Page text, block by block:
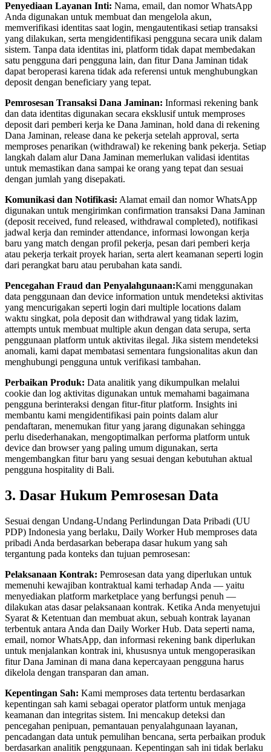
Penyediaan Layanan Inti: Nama, email, dan nomor WhatsApp
Anda digunakan untuk membuat dan mengelola akun,
memverifikasi identitas saat login, mengautentikasi setiap transaksi
yang dilakukan, serta mengidentifikasi pengguna secara unik dalam
sistem. Tanpa data identitas ini, platform tidak dapat membedakan
satu pengguna dari pengguna lain, dan fitur Dana Jaminan tidak
dapat beroperasi karena tidak ada referensi untuk menghubungkan
deposit dengan beneficiary yang tepat.
Pemrosesan Transaksi Dana Jaminan: Informasi rekening bank
dan data identitas digunakan secara eksklusif untuk memproses
deposit dari pemberi kerja ke Dana Jaminan, hold dana di rekening
Dana Jaminan, release dana ke pekerja setelah approval, serta
memproses penarikan (withdrawal) ke rekening bank pekerja. Setiap
langkah dalam alur Dana Jaminan memerlukan validasi identitas
untuk memastikan dana sampai ke orang yang tepat dan sesuai
dengan jumlah yang disepakati.
Komunikasi dan Notifikasi: Alamat email dan nomor WhatsApp
digunakan untuk mengirimkan confirmation transaksi Dana Jaminan
(deposit received, fund released, withdrawal completed), notifikasi
jadwal kerja dan reminder attendance, informasi lowongan kerja
baru yang match dengan profil pekerja, pesan dari pemberi kerja
atau pekerja terkait proyek harian, serta alert keamanan seperti login
dari perangkat baru atau perubahan kata sandi.
Pencegahan Fraud dan Penyalahgunaan:Kami menggunakan
data penggunaan dan device information untuk mendeteksi aktivitas
yang mencurigakan seperti login dari multiple locations dalam
waktu singkat, pola deposit dan withdrawal yang tidak lazim,
attempts untuk membuat multiple akun dengan data serupa, serta
penggunaan platform untuk aktivitas ilegal. Jika sistem mendeteksi
anomali, kami dapat membatasi sementara fungsionalitas akun dan
menghubungi pengguna untuk verifikasi tambahan.
Perbaikan Produk: Data analitik yang dikumpulkan melalui
cookie dan log aktivitas digunakan untuk memahami bagaimana
pengguna berinteraksi dengan fitur-fitur platform. Insights ini
membantu kami mengidentifikasi pain points dalam alur
pendaftaran, menemukan fitur yang jarang digunakan sehingga
perlu disederhanakan, mengoptimalkan performa platform untuk
device dan browser yang paling umum digunakan, serta
mengembangkan fitur baru yang sesuai dengan kebutuhan aktual
pengguna hospitality di Bali.
3. Dasar Hukum Pemrosesan Data
Sesuai dengan Undang-Undang Perlindungan Data Pribadi (UU
PDP) Indonesia yang berlaku, Daily Worker Hub memproses data
pribadi Anda berdasarkan beberapa dasar hukum yang sah
tergantung pada konteks dan tujuan pemrosesan:
Pelaksanaan Kontrak: Pemrosesan data yang diperlukan untuk
memenuhi kewajiban kontraktual kami terhadap Anda — yaitu
menyediakan platform marketplace yang berfungsi penuh —
dilakukan atas dasar pelaksanaan kontrak. Ketika Anda menyetujui
Syarat & Ketentuan dan membuat akun, sebuah kontrak layanan
terbentuk antara Anda dan Daily Worker Hub. Data seperti nama,
email, nomor WhatsApp, dan informasi rekening bank diperlukan
untuk menjalankan kontrak ini, khususnya untuk mengoperasikan
fitur Dana Jaminan di mana dana kepercayaan pengguna harus
dikelola dengan transparan dan aman.
Kepentingan Sah: Kami memproses data tertentu berdasarkan
kepentingan sah kami sebagai operator platform untuk menjaga
keamanan dan integritas sistem. Ini mencakup deteksi dan
pencegahan penipuan, pemantauan penyalahgunaan layanan,
pencadangan data untuk pemulihan bencana, serta perbaikan produk
berdasarkan analitik penggunaan. Kepentingan sah ini tidak berlaku